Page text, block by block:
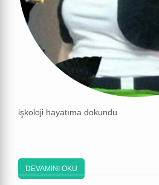
işkoloji hayatıma dokundu
DEVAMINI OKU